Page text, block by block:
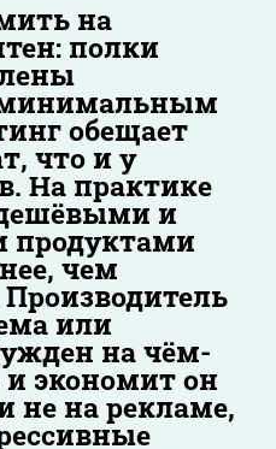
на
полки
минимальным
обещает
что и у
На практике
и
продуктами
чем
или
на чём-
экономит он
не на рекламе,